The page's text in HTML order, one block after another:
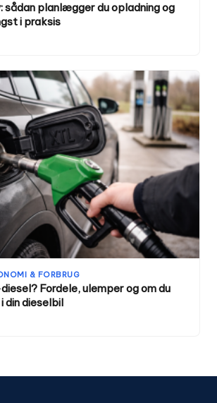
sådan planlægger du opladning og
i praksis
& FORBRUG
Fordele, ulemper og om du
din dieselbil